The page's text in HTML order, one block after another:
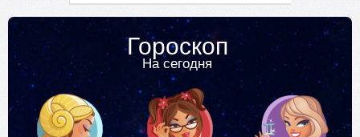
Гороскоп
На сегодня